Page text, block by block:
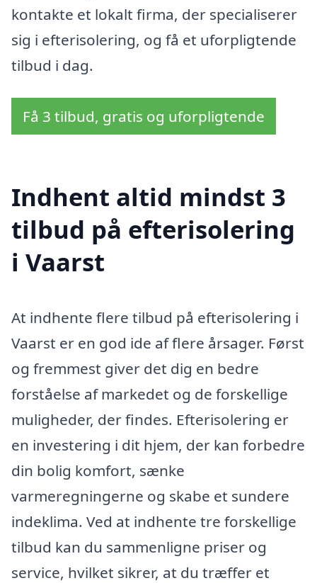
kontakte et lokalt firma, der specialiserer
sig i efterisolering, og få et uforpligtende
tilbud i dag.
Få 3 tilbud, gratis og uforpligtende
Indhent altid mindst 3
tilbud på efterisolering
i Vaarst
At indhente flere tilbud på efterisolering i
Vaarst er en god ide af flere årsager. Først
og fremmest giver det dig en bedre
forståelse af markedet og de forskellige
muligheder, der findes. Efterisolering er
en investering i dit hjem, der kan forbedre
din bolig komfort, sænke
varmeregningerne og skabe et sundere
indeklima. Ved at indhente tre forskellige
tilbud kan du sammenligne priser og
service, hvilket sikrer, at du træffer et